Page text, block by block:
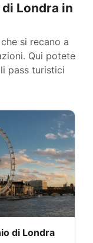
Londra in
si recano a
Qui potete
pass turistici
di Londra